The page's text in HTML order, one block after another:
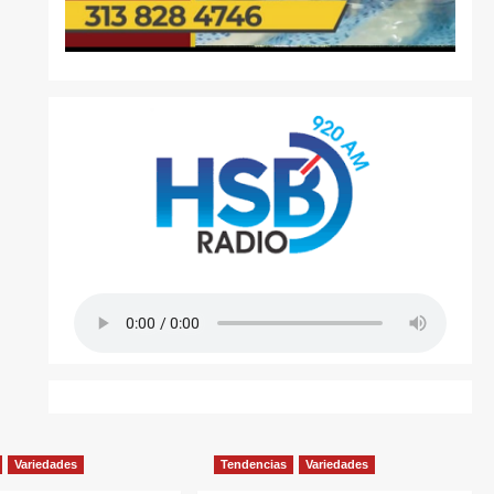
Variedades Tendencias Variedades